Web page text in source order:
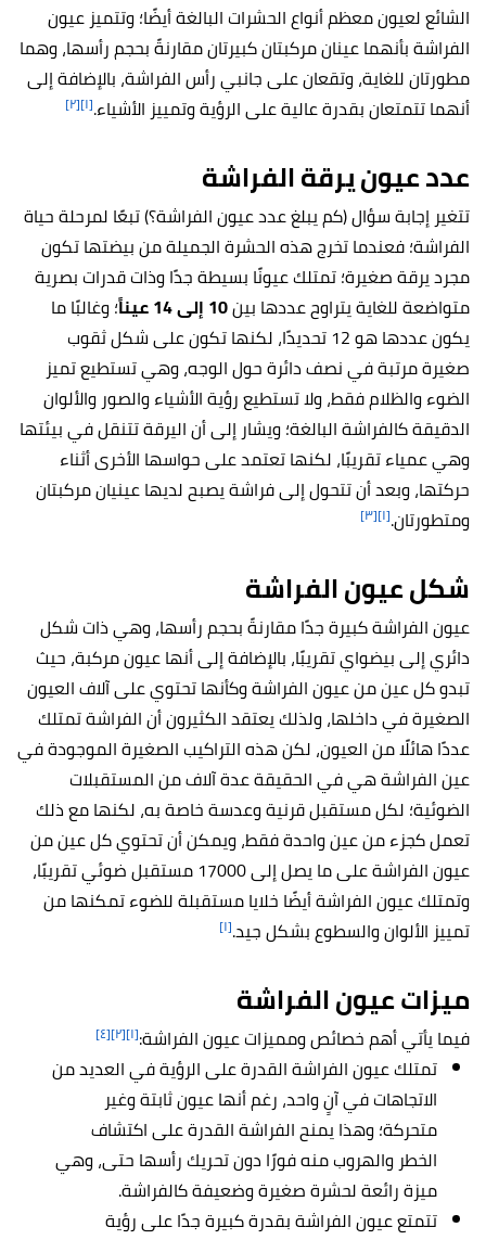
الشائع لعيون معظم أنواع الحشرات البالغة أيضًا؛ وتتميز عيون
الفراشة بأنهما عينان مركبتان كبيرتان مقارنةً بحجم رأسها، وهما
مطورتان للغاية، وتقعان على جانبي رأس الفراشة، بالإضافة إلى
أنهما تتمتعان بقدرة عالية على الرؤية وتمييز الأشياء.[١] [٢]
عدد عيون يرقة الفراشة
تتغير إجابة سؤال (كم يبلغ عدد عيون الفراشة؟) تبعًا لمرحلة حياة
الفراشة؛ فعندما تخرج هذه الحشرة الجميلة من بيضتها تكون
مجرد يرقة صغيرة؛ تمتلك عيونًا بسيطة جدًا وذات قدرات بصرية
متواضعة للغاية يتراوح عددها بين
؛ وغالبًا ما
يكون عددها هو 12 تحديدًا، لكنها تكون على شكل ثقوب
صغيرة مرتبة في نصف دائرة حول الوجه، وهي تستطيع تميز
الضوء والظلام فقط، ولا تستطيع رؤية الأشياء والصور والألوان
الدقيقة كالفراشة البالغة؛ ويشار إلى أن اليرقة تتنقل في بيئتها
وهي عمياء تقريبًا، لكنها تعتمد على حواسها الأخرى أثناء
حركتها، وبعد أن تتحول إلى فراشة يصبح لديها عينيان مركبتان
ومتطورتان.[١] [٣]
شكل عيون الفراشة
عيون الفراشة كبيرة جدًا مقارنةً بحجم رأسها، وهي ذات شكل
دائري إلى بيضواي تقريبًا، بالإضافة إلى أنها عيون مركبة، حيث
تبدو كل عين من عيون الفراشة وكأنها تحتوي على آلاف العيون
الصغيرة في داخلها، ولذلك يعتقد الكثيرون أن الفراشة تمتلك
عددًا هائلًا من العيون، لكن هذه التراكيب الصغيرة الموجودة في
عين الفراشة هي في الحقيقة عدة آلاف من المستقبلات
الضوئية؛ لكل مستقبل قرنية وعدسة خاصة به، لكنها مع ذلك
تعمل كجزء من عين واحدة فقط، ويمكن أن تحتوي كل عين من
عيون الفراشة على ما يصل إلى 17000 مستقبل ضوئي تقريبًا،
وتمتلك عيون الفراشة أيضًا خلايا مستقبلة للضوء تمكنها من
تمييز الألوان والسطوع بشكل جيد.[١]
ميزات عيون الفراشة
فيما يأتي أهم خصائص ومميزات عيون الفراشة:[١] [٢] [٤]
تمتلك عيون الفراشة القدرة على الرؤية في العديد من
الاتجاهات في آنٍ واحد، رغم أنها عيون ثابتة وغير
متحركة؛ وهذا يمنح الفراشة القدرة على اكتشاف
الخطر والهروب منه فورًا دون تحريك رأسها حتى، وهي
ميزة رائعة لحشرة صغيرة وضعيفة كالفراشة.
تتمتع عيون الفراشة بقدرة كبيرة جدًا على رؤية